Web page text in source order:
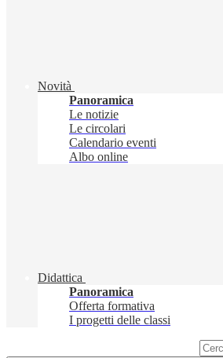
Novità
Panoramica
Le notizie
Le circolari
Calendario eventi
Albo online
Didattica
Panoramica
Offerta formativa
I progetti delle classi